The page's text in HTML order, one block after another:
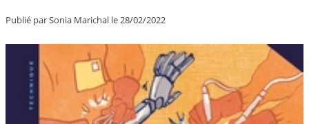
Publié par Sonia Marichal le 28/02/2022